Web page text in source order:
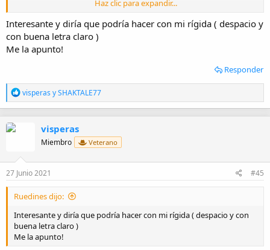
Haz clic para expandir...
Interesante y diría que podría hacer con mi rígida ( despacio y
con buena letra claro )
Me la apunto!
Responder
R
e
a
n
s
visperas ySHAKTALE77
visperas
Miembro Veterano
27 Junio 2021 #45
Ruedines dijo:
Interesante y diría que podría hacer con mi rígida ( despacio y con
buena letra claro )
Me la apunto!